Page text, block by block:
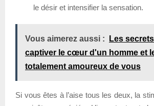
le désir et intensifier la sensation.
Vous aimerez aussi :
Les
captiver le cœur d'un homme et
totalement amoureux de vous
Si vous êtes à l’aise tous les deux, la